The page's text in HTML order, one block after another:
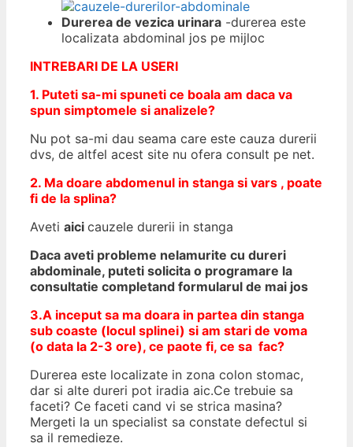
Durerea de vezica urinara -durerea este
localizata abdominal jos pe mijloc
INTREBARI DE LA USERI
1. Puteti sa-mi spuneti ce boala am daca va
spun simptomele si analizele?
Nu pot sa-mi dau seama care este cauza durerii
dvs, de altfel acest site nu ofera consult pe net.
2. Ma doare abdomenul in stanga si vars , poate
fi de la splina?
Aveti aici cauzele durerii in stanga
Daca aveti probleme nelamurite cu dureri
abdominale, puteti solicita o programare la
consultatie completand formularul de mai jos
3.A inceput sa ma doara in partea din stanga
sub coaste (locul splinei) si am stari de voma
(o data la 2-3 ore), ce paote fi, ce sa fac?
Durerea este localizate in zona colon stomac,
dar si alte dureri pot iradia aic.Ce trebuie sa
faceti? Ce faceti cand vi se strica masina?
Mergeti la un specialist sa constate defectul si
sa il remedieze.